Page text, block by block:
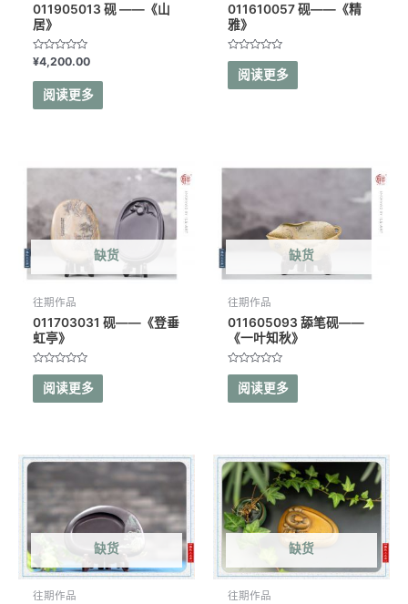
011905013 砚 ——《山
居》
评
0
&sol;
¥4,200.00
阅读更多
011610057 砚——《精
雅》
评
分
&sol;
阅读更多
缺货
往期作品
011703031 砚——《登垂
虹亭》
评
分
&sol;
阅读更多
缺货
往期作品
011605093 舔笔砚——
《一叶知秋》
评
分
&sol;
阅读更多
缺货
往期作品
缺货
往期作品